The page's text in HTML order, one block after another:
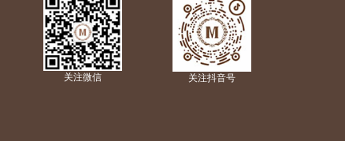
关注微信 关注抖音号